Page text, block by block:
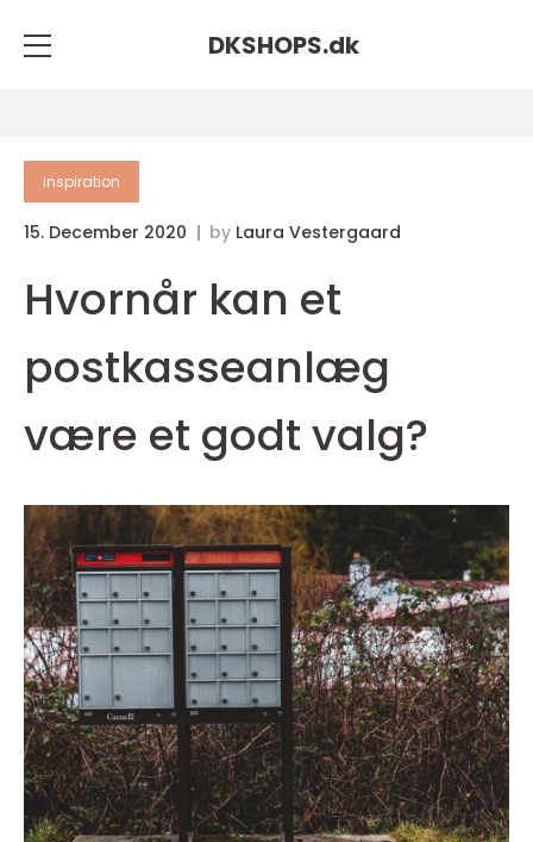
DKSHOPS.dk
inspiration
15. December 2020 by Laura Vestergaard
Hvornår kan et
postkasseanlæg
være et godt valg?